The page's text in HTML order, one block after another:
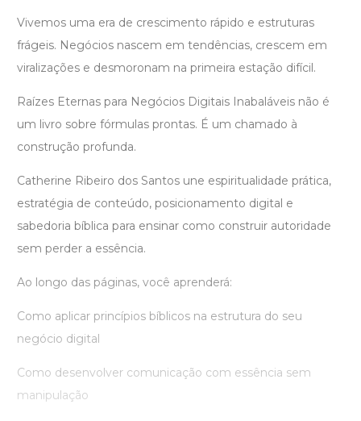
Vivemos uma era de crescimento rápido e estruturas
frágeis. Negócios nascem em tendências, crescem em
viralizações e desmoronam na primeira estação difícil.
Raízes Eternas para Negócios Digitais Inabaláveis não é
um livro sobre fórmulas prontas. É um chamado à
construção profunda.
Catherine Ribeiro dos Santos une espiritualidade prática,
estratégia de conteúdo, posicionamento digital e
sabedoria bíblica para ensinar como construir autoridade
sem perder a essência.
Ao longo das páginas, você aprenderá:
Como aplicar princípios bíblicos na estrutura do seu
negócio digital
Como desenvolver comunicação com essência sem
manipulação